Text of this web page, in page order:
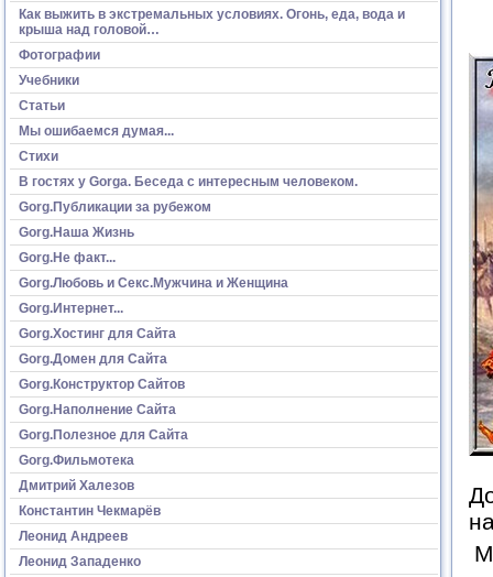
Как выжить в экстремальных условиях. Огонь, еда, вода и
крыша над головой…
Фотографии
Учебники
Статьи
Мы ошибаемся думая...
Стихи
В гостях у Gorga. Беседа с интересным человеком.
Gorg.Публикации за рубежом
Gorg.Наша Жизнь
Gorg.Не факт...
Gorg.Любовь и Секс.Мужчина и Женщина
Gorg.Интернет...
Gorg.Хостинг для Сайта
Gorg.Домен для Сайта
Gorg.Конструктор Сайтов
Gorg.Наполнение Сайта
Gorg.Полезное для Сайта
Gorg.Фильмотека
Дмитрий Халезов
Константин Чекмарёв
Леонид Андреев
Леонид Западенко